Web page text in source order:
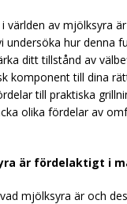
världen av mjölksyra
undersöka hur denna
ditt tillstånd av
komponent till dina
till praktiska
olika fördelar av
är fördelaktigt i
mjölksyra är och